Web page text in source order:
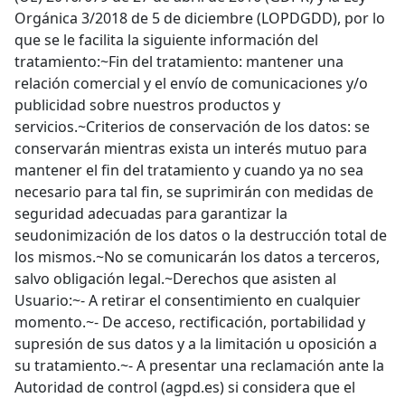
Orgánica 3/2018 de 5 de diciembre (LOPDGDD), por lo
que se le facilita la siguiente información del
tratamiento:~Fin del tratamiento: mantener una
relación comercial y el envío de comunicaciones y/o
publicidad sobre nuestros productos y
servicios.~Criterios de conservación de los datos: se
conservarán mientras exista un interés mutuo para
mantener el fin del tratamiento y cuando ya no sea
necesario para tal fin, se suprimirán con medidas de
seguridad adecuadas para garantizar la
seudonimización de los datos o la destrucción total de
los mismos.~No se comunicarán los datos a terceros,
salvo obligación legal.~Derechos que asisten al
Usuario:~- A retirar el consentimiento en cualquier
momento.~- De acceso, rectificación, portabilidad y
supresión de sus datos y a la limitación u oposición a
su tratamiento.~- A presentar una reclamación ante la
Autoridad de control (agpd.es) si considera que el